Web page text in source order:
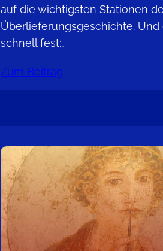
auf die wichtigsten Stationen
Überlieferungsgeschichte.
schnell fest:…
Zum Beitrag